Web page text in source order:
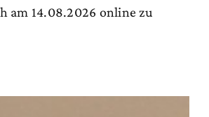
am 14.08.2026 online zu